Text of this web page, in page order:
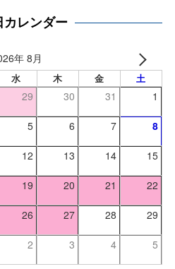
カレンダー
年 8月
水 木 金 土
29 30 31 1
5 6 7 8
12 13 14 15
19 20 21 22
26 27 28 29
2 3 4 5